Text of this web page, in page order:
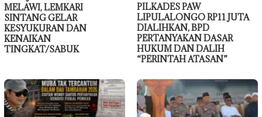
MELAWI, LEMKARI
SINTANG GELAR
KESYUKURAN DAN
KENAIKAN
TINGKAT/SABUK
PILKADES PAW
LIPULALONGO RP11 JUTA
DIALIHKAN, BPD
PERTANYAKAN DASAR
HUKUM DAN DALIH
“PERINTAH ATASAN”